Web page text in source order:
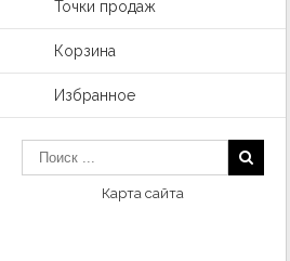
Точки продаж
Корзина
Избранное
Карта сайта